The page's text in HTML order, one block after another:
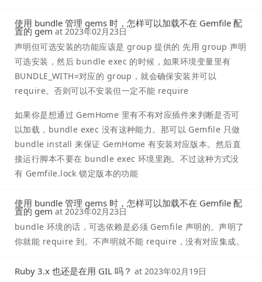
使用 bundle 管理 gems 时，怎样可以加载不在 Gemfile 配
置的 gem at 2023年02月23日
声明但可选安装的功能应该是 group 提供的 先用 group 声明
可选安装，然后 bundle exec 的时候，如果环境变量里有
BUNDLE_WITH=对应的 group，就会确保安装并可以
require。否则可以不安装但一定不能 require
如果你是想通过 GemHome 里有不有对应插件来判断是否可
以加载，bundle exec 没有这种能力。那可以 Gemfile 只做
bundle install 来保证 GemHome 有安装对应版本。然后直
接运行脚本不要在 bundle exec 环境里跑。不过这种方式没
有 Gemfile.lock 锁定版本的功能
使用 bundle 管理 gems 时，怎样可以加载不在 Gemfile 配
置的 gem at 2023年02月23日
bundle 环境的话，可选依赖是必须 Gemfile 声明的。声明了
你就能 require 到。不声明就不能 require，没有对应集成。
Ruby 3.x 也还是在用 GIL 吗？ at 2023年02月19日